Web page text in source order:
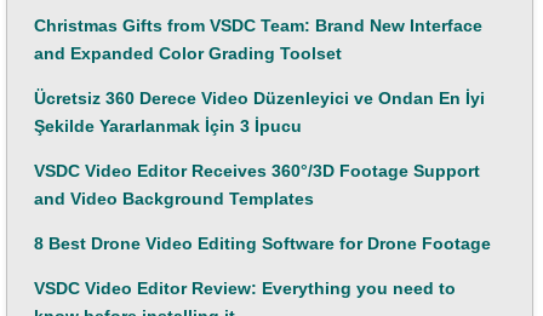
Christmas Gifts from VSDC Team: Brand New Interface
and Expanded Color Grading Toolset
Ücretsiz 360 Derece Video Düzenleyici ve Ondan En İyi
Şekilde Yararlanmak İçin 3 İpucu
VSDC Video Editor Receives 360°/3D Footage Support
and Video Background Templates
8 Best Drone Video Editing Software for Drone Footage
VSDC Video Editor Review: Everything you need to